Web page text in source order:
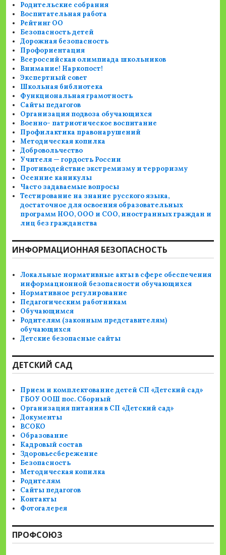
Родительские собрания
Воспитательная работа
Рейтинг ОО
Безопасность детей
Дорожная безопасность
Профориентация
Всероссийская олимпиада школьников
Внимание! Наркопост!
Экспертный совет
Школьная библиотека
Функциональная грамотность
Сайты педагогов
Организация подвоза обучающихся
Военно- патриотическое воспитание
Профилактика правонарушений
Методическая копилка
Добровольчество
Учителя — гордость России
Противодействие экстремизму и терроризму
Осенние каникулы
Часто задаваемые вопросы
Тестирование на знание русского языка,
достаточное для освоения образовательных
программ НОО, ООО и СОО, иностранных граждан и
лиц без гражданства
ИНФОРМАЦИОННАЯ БЕЗОПАСНОСТЬ
Локальные нормативные акты в сфере обеспечения
информационной безопасности обучающихся
Нормативное регулирование
Педагогическим работникам
Обучающимся
Родителям (законным представителям)
обучающихся
Детские безопасные сайты
ДЕТСКИЙ САД
Прием и комплектование детей СП «Детский сад»
ГБОУ ООШ пос. Сборный
Организация питания в СП «Детский сад»
Документы
ВСОКО
Образование
Кадровый состав
Здоровьесбережение
Безопасность
Методическая копилка
Родителям
Сайты педагогов
Контакты
Фотогалерея
ПРОФСОЮЗ